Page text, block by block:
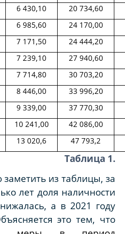
6 430,10
20 734,60
6 985,60
24 170,00
7 171,50
24 444,20
7 239,10
27 940,60
7 714,80
30 703,20
8 446,00
33 996,20
9 339,00
37 770,30
10 241,00
42 086,00
13 020,6 47 793,2
Таблица 1.
из таблицы, за
лет доля наличности
а в 2021 году
это тем, что